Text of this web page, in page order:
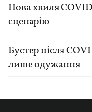
Нова хвиля
сценарію
Бустер після
лише одужання